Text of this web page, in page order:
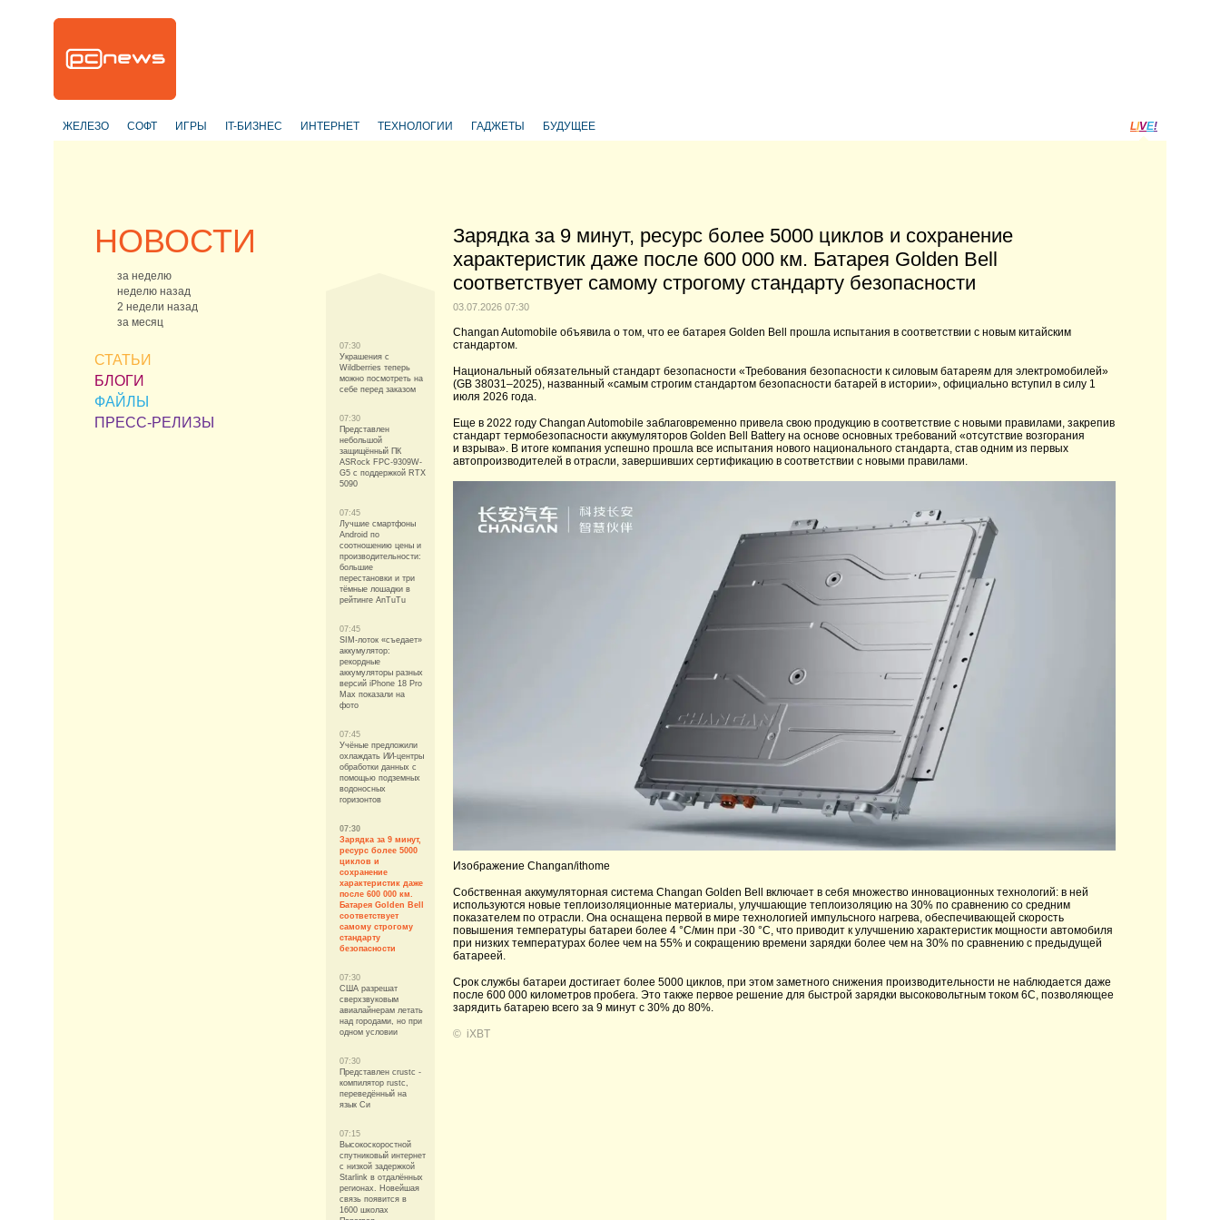
ЖЕЛЕЗО СОФТ ИГРЫ IT-БИЗНЕС ИНТЕРНЕТ ТЕХНОЛОГИИ ГАДЖЕТЫ БУДУЩЕЕ LIVE!
НОВОСТИ
за неделю
неделю назад
2 недели назад
за месяц
СТАТЬИ
БЛОГИ
ФАЙЛЫ
ПРЕСС-РЕЛИЗЫ
07:30
Украшения с
Wildberries теперь
можно посмотреть на
себе перед заказом
07:30
Представлен
небольшой
защищённый ПК
ASRock FPC-9309W-
G5 с поддержкой RTX
5090
07:45
Лучшие смартфоны
Android по
соотношению цены и
производительности:
большие
перестановки и три
тёмные лошадки в
рейтинге AnTuTu
07:45
SIM-лоток «съедает»
аккумулятор:
рекордные
аккумуляторы разных
версий iPhone 18 Pro
Max показали на
фото
07:45
Учёные предложили
охлаждать ИИ-центры
обработки данных с
помощью подземных
водоносных
горизонтов
07:30
Зарядка за 9 минут,
ресурс более 5000
циклов и
сохранение
характеристик даже
после 600 000 км.
Батарея Golden Bell
соответствует
самому строгому
стандарту
безопасности
07:30
США разрешат
сверхзвуковым
авиалайнерам летать
над городами, но при
одном условии
07:30
Представлен crustc -
компилятор rustc,
переведённый на
язык Си
07:15
Высокоскоростной
спутниковый интернет
с низкой задержкой
Starlink в отдалённых
регионах. Новейшая
связь появится в
1600 школах
Зарядка за 9 минут, ресурс более 5000 циклов и сохранение
характеристик даже после 600 000 км. Батарея Golden Bell
соответствует самому строгому стандарту безопасности
03.07.2026 07:30
Changan Automobile объявила о том, что ее батарея Golden Bell прошла испытания в соответствии с новым китайским
стандартом.
Национальный обязательный стандарт безопасности «Требования безопасности к силовым батареям для электромобилей»
(GB 38031–2025), названный «самым строгим стандартом безопасности батарей в истории», официально вступил в силу 1
июля 2026 года.
Еще в 2022 году Changan Automobile заблаговременно привела свою продукцию в соответствие с новыми правилами, закрепив
стандарт термобезопасности аккумуляторов Golden Bell Battery на основе основных требований «отсутствие возгорания
и взрыва». В итоге компания успешно прошла все испытания нового национального стандарта, став одним из первых
автопроизводителей в отрасли, завершивших сертификацию в соответствии с новыми правилами.
Изображение Changan/ithome
Собственная аккумуляторная система Changan Golden Bell включает в себя множество инновационных технологий: в ней
используются новые теплоизоляционные материалы, улучшающие теплоизоляцию на 30% по сравнению со средним
показателем по отрасли. Она оснащена первой в мире технологией импульсного нагрева, обеспечивающей скорость
повышения температуры батареи более 4 °C/мин при -30 °C, что приводит к улучшению характеристик мощности автомобиля
при низких температурах более чем на 55% и сокращению времени зарядки более чем на 30% по сравнению с предыдущей
батареей.
Срок службы батареи достигает более 5000 циклов, при этом заметного снижения производительности не наблюдается даже
после 600 000 километров пробега. Это также первое решение для быстрой зарядки высоковольтным током 6C, позволяющее
зарядить батарею всего за 9 минут с 30% до 80%.
© iXBT